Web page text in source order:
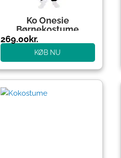
Ko Onesie
Børnekostume
269.00kr.
KØB NU